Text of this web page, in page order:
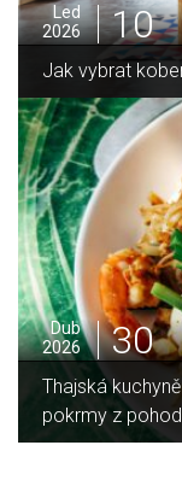
Led
2026
10
Jak vybrat
Dub
2026
30
Thajská
pokrmy z